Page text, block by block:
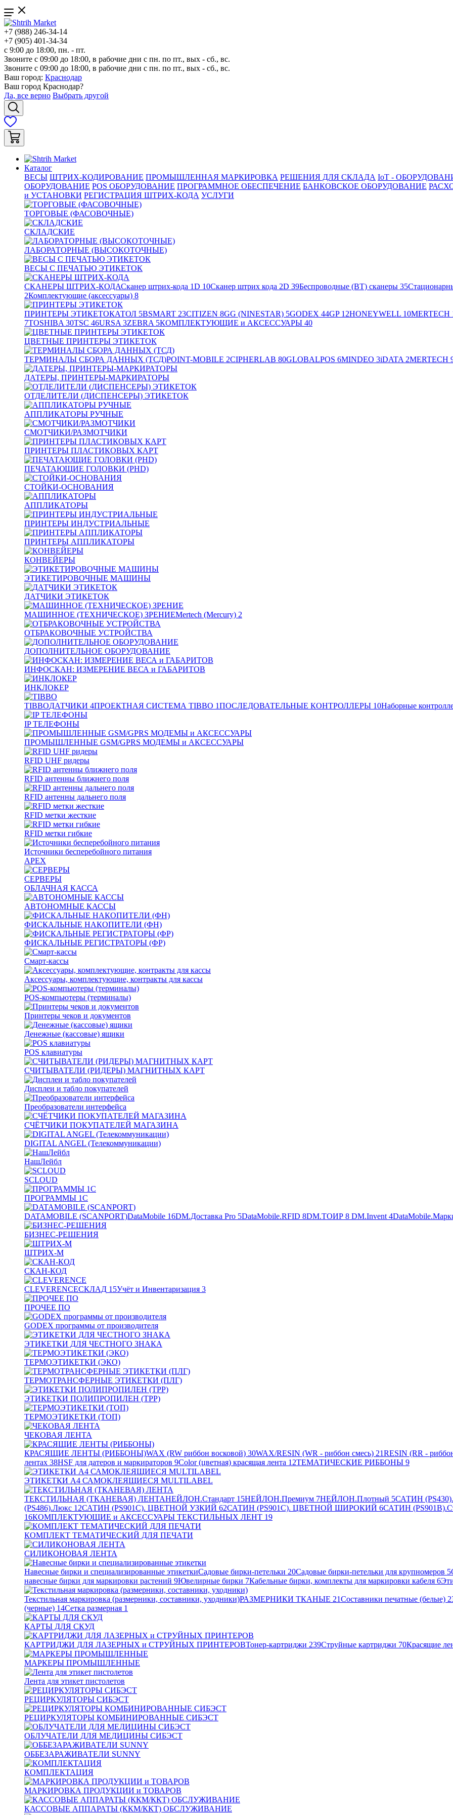
+7 (988) 246-34-14
+7 (905) 401-34-34
с 9:00 до 18:00, пн. - пт.
Звоните с 09:00 до 18:00, в рабочие дни с пн. по пт., вых - сб., вс.
Звоните с 09:00 до 18:00, в рабочие дни с пн. по пт., вых - сб., вс.
Ваш город: Краснодар
Ваш город Краснодар?
Да, все верно Выбрать другой
Каталог
ВЕСЫ ШТРИХ-КОДИРОВАНИЕ ПРОМЫШЛЕННАЯ МАРКИРОВКА РЕШЕНИЯ ДЛЯ СКЛАДА IoT -
ОБОРУДОВАНИЕ POS ОБОРУДОВАНИЕ ПРОГРАММНОЕ ОБЕСПЕЧЕНИЕ БАНКОВСКОЕ ОБОРУДОВАНИЕ
и УСТАНОВКИ РЕГИСТРАЦИЯ ШТРИХ-КОДА УСЛУГИ
ТОРГОВЫЕ (ФАСОВОЧНЫЕ)
СКЛАДСКИЕ
ЛАБОРАТОРНЫЕ (ВЫСОКОТОЧНЫЕ)
ВЕСЫ С ПЕЧАТЬЮ ЭТИКЕТОК
СКАНЕРЫ ШТРИХ-КОДАСканер штрих-кода 1D 10Сканер штрих кода 2D 39Беспроводные (BT) сканеры 35
2Комплектующие (аксессуары) 8
ПРИНТЕРЫ ЭТИКЕТОКАТОЛ 5BSMART 23CITIZEN 8GG (NINESTAR) 5GODEX 44GP12HONEYWELL 10MERTECH
7TOSHIBA 30TSC 46URSA 3ZEBRA 5КОМПЛЕКТУЮЩИЕ и АКСЕССУАРЫ 40
ЦВЕТНЫЕ ПРИНТЕРЫ ЭТИКЕТОК
ТЕРМИНАЛЫ СБОРА ДАННЫХ (ТСД)POINT-MOBILE 2CIPHERLAB 80GLOBALPOS 6MINDEO 3iDATA 2MERTECH
ДАТЕРЫ, ПРИНТЕРЫ-МАРКИРАТОРЫ
ОТДЕЛИТЕЛИ (ДИСПЕНСЕРЫ) ЭТИКЕТОК
АППЛИКАТОРЫ РУЧНЫЕ
СМОТЧИКИ/РАЗМОТЧИКИ
ПРИНТЕРЫ ПЛАСТИКОВЫХ КАРТ
ПЕЧАТАЮЩИЕ ГОЛОВКИ (PHD)
СТОЙКИ-ОСНОВАНИЯ
АППЛИКАТОРЫ
ПРИНТЕРЫ ИНДУСТРИАЛЬНЫЕ
ПРИНТЕРЫ АППЛИКАТОРЫ
КОНВЕЙЕРЫ
ЭТИКЕТИРОВОЧНЫЕ МАШИНЫ
ДАТЧИКИ ЭТИКЕТОК
МАШИННОЕ (ТЕХНИЧЕСКОЕ) ЗРЕНИЕMertech (Mercury) 2
ОТБРАКОВОЧНЫЕ УСТРОЙСТВА
ДОПОЛНИТЕЛЬНОЕ ОБОРУДОВАНИЕ
ИНФОСКАН: ИЗМЕРЕНИЕ ВЕСА и ГАБАРИТОВ
ИНКЛОКЕР
TIBBOДАТЧИКИ 4ПРОЕКТНАЯ СИСТЕМА TIBBO 1ПОСЛЕДОВАТЕЛЬНЫЕ КОНТРОЛЛЕРЫ 10Наборные
IP ТЕЛЕФОНЫ
ПРОМЫШЛЕННЫЕ GSM/GPRS МОДЕМЫ и АКСЕССУАРЫ
RFID UHF ридеры
RFID антенны ближнего поля
RFID антенны дальнего поля
RFID метки жесткие
RFID метки гибкие
Источники бесперебойного питания
APEX
СЕРВЕРЫ
ОБЛАЧНАЯ КАССА
АВТОНОМНЫЕ КАССЫ
ФИСКАЛЬНЫЕ НАКОПИТЕЛИ (ФН)
ФИСКАЛЬНЫЕ РЕГИСТРАТОРЫ (ФР)
Смарт-кассы
Аксессуары, комплектующие, контракты для кассы
POS-компьютеры (терминалы)
Принтеры чеков и документов
Денежные (кассовые) ящики
POS клавиатуры
СЧИТЫВАТЕЛИ (РИДЕРЫ) МАГНИТНЫХ КАРТ
Дисплеи и табло покупателей
Преобразователи интерфейса
СЧЁТЧИКИ ПОКУПАТЕЛЕЙ МАГАЗИНА
DIGITAL ANGEL (Телекоммуникации)
НашЛейбл
SCLOUD
ПРОГРАММЫ 1С
DATAMOBILE (SCANPORT)DataMobile 16DM.Доставка Pro 5DataMobile.RFID 8DM.ТОИР 8 DM.Invent 4
БИЗНЕС-РЕШЕНИЯ
ШТРИХ-М
СКАН-КОД
CLEVERENCEСКЛАД 15Учёт и Инвентаризация 3
ПРОЧЕЕ ПО
GODEX программы от производителя
ЭТИКЕТКИ ДЛЯ ЧЕСТНОГО ЗНАКА
ТЕРМОЭТИКЕТКИ (ЭКО)
ТЕРМОТРАНСФЕРНЫЕ ЭТИКЕТКИ (ПЛГ)
ЭТИКЕТКИ ПОЛИПРОПИЛЕН (TPP)
ТЕРМОЭТИКЕТКИ (ТОП)
ЧЕКОВАЯ ЛЕНТА
КРАСЯЩИЕ ЛЕНТЫ (РИББОНЫ)WAX (RW риббон восковой) 30WAX/RESIN (WR - риббон смесь) 21RESIN (RR -
лентах 38HSF для датеров и маркираторов 9Color (цветная) красящая лента 12ТЕМАТИЧЕСКИЕ РИББОНЫ 9
ЭТИКЕТКИ А4 САМОКЛЕЯЩИЕСЯ MULTILABEL
ТЕКСТИЛЬНАЯ (ТКАНЕВАЯ) ЛЕНТАНЕЙЛОН.Стандарт 15НЕЙЛОН.Премиум 7НЕЙЛОН.Плотный 5САТИН
(PS486).Люкс 12САТИН (PS901C). ЦВЕТНОЙ УЗКИЙ 62САТИН (PS901C). ЦВЕТНОЙ ШИРОКИЙ 6САТИН
16КОМПЛЕКТУЮЩИЕ и АКСЕССУАРЫ ТЕКСТИЛЬНЫХ ЛЕНТ 19
КОМПЛЕКТ ТЕМАТИЧЕСКИЙ ДЛЯ ПЕЧАТИ
СИЛИКОНОВАЯ ЛЕНТА
Навесные бирки и специализированные этикеткиСадовые бирки-петельки 20Садовые бирки-петельки для крупномеров 5
навесные бирки для маркировки растений 9Ювелирные бирки 7Кабельные бирки, комплекты для маркировки кабеля 6
Текстильная маркировка (размерники, составники, уходники)РАЗМЕРНИКИ ТКАНЫЕ 21Составники печатные (белые)
(черные) 14Сетка размерная 1
КАРТЫ ДЛЯ СКУД
КАРТРИДЖИ ДЛЯ ЛАЗЕРНЫХ и СТРУЙНЫХ ПРИНТЕРОВТонер-картриджи 239Струйные картриджи 70Красящие
МАРКЕРЫ ПРОМЫШЛЕННЫЕ
Лента для этикет пистолетов
РЕЦИРКУЛЯТОРЫ СИБЭСТ
РЕЦИРКУЛЯТОРЫ КОМБИНИРОВАННЫЕ СИБЭСТ
ОБЛУЧАТЕЛИ ДЛЯ МЕДИЦИНЫ СИБЭСТ
ОББЕЗАРАЖИВАТЕЛИ SUNNY
КОМПЛЕКТАЦИЯ
МАРКИРОВКА ПРОДУКЦИИ и ТОВАРОВ
КАССОВЫЕ АППАРАТЫ (ККМ/ККТ) ОБСЛУЖИВАНИЕ